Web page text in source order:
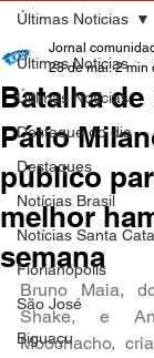
Últimas Noticias
Últimas Notícias
Destaque do dia
Destaques
Notícias Brasil
Notícias Santa
Florianópolis
São José
Biguaçu
Últimas Noticias
Batalha
Pátio
público
melhor
semana
Jornal
23 de mai. 2 min
Bruno Maia,
Shake, e
Moochacho,